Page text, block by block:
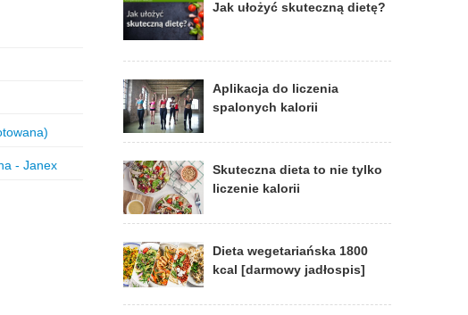
- Janex
Jak ułożyć skuteczną dietę?
Aplikacja do liczenia
spalonych kalorii
Skuteczna dieta to nie tylko
liczenie kalorii
Dieta wegetariańska 1800
kcal [darmowy jadłospis]